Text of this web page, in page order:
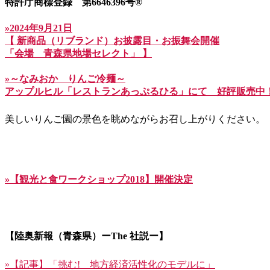
特許庁商標登録 第6646396号®
»2024年9月21日
【 新商品（リブランド）お披露目・お振舞会開催
「会場 青森県地場セレクト」 】
»～なみおか りんご冷麺～
アップルヒル「レストランあっぷるひる」にて 好評販売中
美しいりんご園の景色を眺めながらお召し上がりください。
»【観光と食ワークショップ2018】開催決定
【陸奥新報（青森県）ーThe 社説ー】
»【記事】「挑む! 地方経済活性化のモデルに」